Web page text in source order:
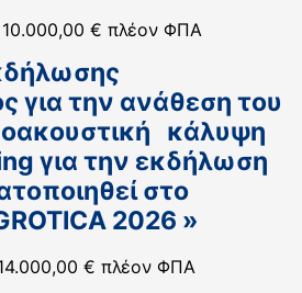
€ πλέον ΦΠΑ
για την ανάθεση του
κάλυψη
για την εκδήλωση
στο
2026 »
€ πλέον ΦΠΑ